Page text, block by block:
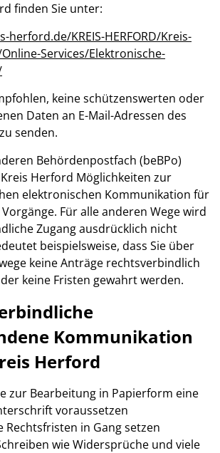
finden Sie unter:
KREIS-HERFORD/Kreis-
Services/Elektronische-
keine schützenswerten oder
Daten an E-Mail-Adressen des
senden.
Behördenpostfach (beBPo)
Herford Möglichkeiten zur
elektronischen Kommunikation für
Für alle anderen Wege wird
Zugang ausdrücklich nicht
beispielsweise, dass Sie über
keine Anträge rechtsverbindlich
keine Fristen gewahrt werden.
Kommunikation
Herford
zur Bearbeitung in Papierform eine
voraussetzen
Rechtsfristen in Gang setzen
wie Widersprüche und viele